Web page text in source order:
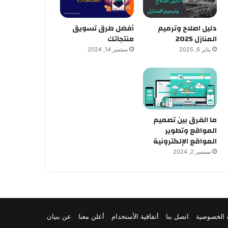
دليل اصلاح وترميم
المنازل 2025
يناير 6, 2025
أفضل طرق تسويق
منتجاتك
سبتمبر 14, 2024
ما الفرق بين تصميم
المواقع وتطوير
المواقع الإلكترونية
سبتمبر 2, 2024
الخصوصية اتصل بنا أتفاقية الأستخدام أعلن معنا عن بنيان